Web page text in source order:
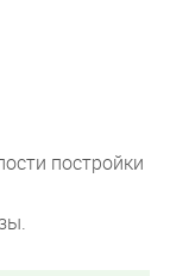
постройки